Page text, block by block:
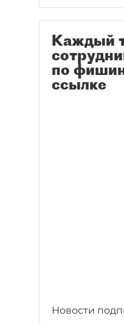
Каждый
по
ссылке
Новости